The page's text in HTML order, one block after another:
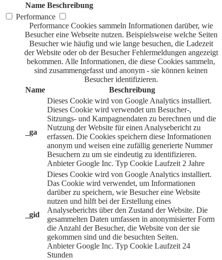
Name Beschreibung
Performance
Performance Cookies sammeln Informationen darüber, wie
Besucher eine Webseite nutzen. Beispielsweise welche Seiten
Besucher wie häufig und wie lange besuchen, die Ladezeit
der Website oder ob der Besucher Fehlermeldungen angezeigt
bekommen. Alle Informationen, die diese Cookies sammeln,
sind zusammengefasst und anonym - sie können keinen
Besucher identifizieren.
Name
Beschreibung
_ga
Dieses Cookie wird von Google Analytics installiert.
Dieses Cookie wird verwendet um Besucher-,
Sitzungs- und Kampagnendaten zu berechnen und die
Nutzung der Website für einen Analysebericht zu
erfassen. Die Cookies speichern diese Informationen
anonym und weisen eine zufällig generierte Nummer
Besuchern zu um sie eindeutig zu identifizieren.
Anbieter Google Inc. Typ Cookie Laufzeit 2 Jahre
_gid
Dieses Cookie wird von Google Analytics installiert.
Das Cookie wird verwendet, um Informationen
darüber zu speichern, wie Besucher eine Website
nutzen und hilft bei der Erstellung eines
Analyseberichts über den Zustand der Website. Die
gesammelten Daten umfassen in anonymisierter Form
die Anzahl der Besucher, die Website von der sie
gekommen sind und die besuchten Seiten.
Anbieter Google Inc. Typ Cookie Laufzeit 24
Stunden